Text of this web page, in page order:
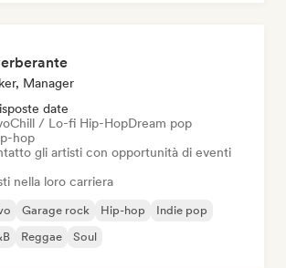
Manager
date
Chill / Lo-fi Hip-HopDream pop
hop
gli artisti con opportunità di eventi
nella loro carriera
Garage rock Hip-hop
Indie pop
Reggae Soul